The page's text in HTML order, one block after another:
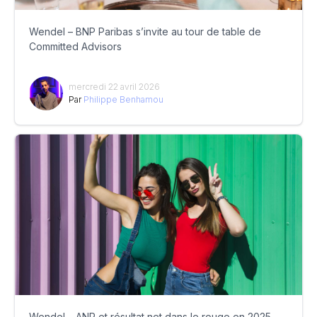
Wendel – BNP Paribas s’invite au tour de table de
Committed Advisors
mercredi 22 avril 2026
Par Philippe Benhamou